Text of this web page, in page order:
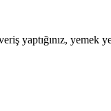
yaptığınız,